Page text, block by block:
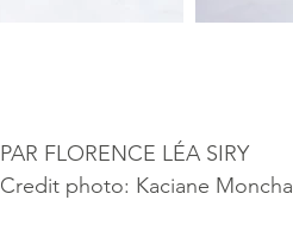
PAR FLORENCE LÉA SIRY
Credit photo: Kaciane